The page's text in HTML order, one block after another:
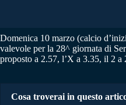
Domenica 10 marzo (calcio
valevole per la 28^ giornata di
proposto a 2.57, l’X a 3.35, il 2 a
Cosa troverai in questo